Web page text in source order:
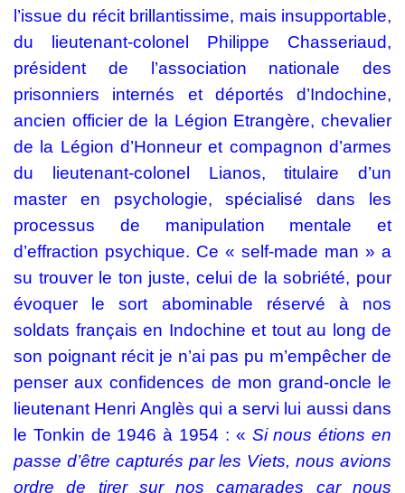
l’issue du récit brillantissime, mais insupportable,
du lieutenant-colonel Philippe Chasseriaud,
président de l’association nationale des
prisonniers internés et déportés d’Indochine,
ancien officier de la Légion Etrangère, chevalier
de la Légion d’Honneur et compagnon d’armes
du lieutenant-colonel Lianos, titulaire d’un
master en psychologie, spécialisé dans les
processus de manipulation mentale et
d’effraction psychique. Ce « self-made man » a
su trouver le ton juste, celui de la sobriété, pour
évoquer le sort abominable réservé à nos
soldats français en Indochine et tout au long de
son poignant récit je n’ai pas pu m’empêcher de
penser aux confidences de mon grand-oncle le
lieutenant Henri Anglès qui a servi lui aussi dans
le Tonkin de 1946 à 1954 : « Si nous étions en
passe d’être capturés par les Viets, nous avions
ordre de tirer sur nos camarades car nous